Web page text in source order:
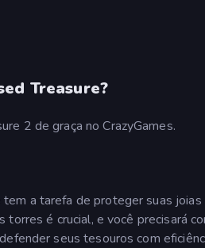
Treasure?
2 de graça no CrazyGames.
a tarefa de proteger suas
é crucial, e você precisará
seus tesouros com